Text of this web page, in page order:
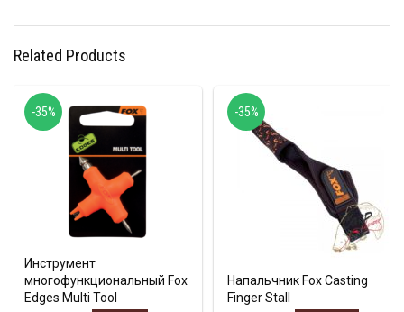
Related Products
Инструмент
многофункциональный Fox
Edges Multi Tool
-35%
Напальчник Fox Casting
Finger Stall
-35%